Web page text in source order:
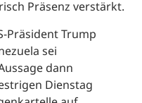
Präsenz verstärkt.
Präsident Trump
sei
dann
Dienstag